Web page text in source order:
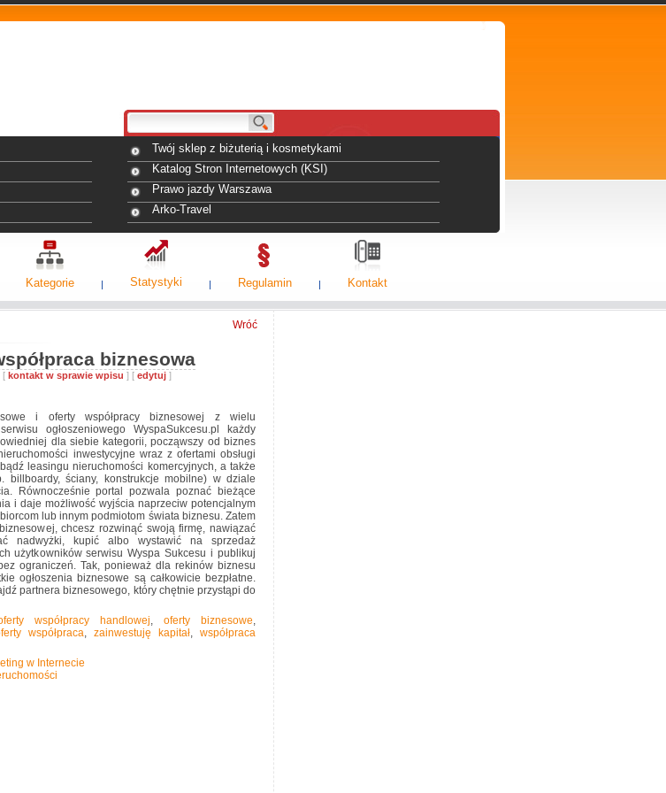
Twój sklep z biżuterią i kosmetykami
Katalog Stron Internetowych (KSI)
Prawo jazdy Warszawa
Arko-Travel
Kategorie Statystyki Regulamin Kontakt
Wróć
biznesowa
[ kontakt w sprawie wpisu ] [ edytuj ]
i oferty współpracy biznesowej z wielu
ogłoszeniowego WyspaSukcesu.pl każdy
dla siebie kategorii, począwszy od biznes
inwestycyjne wraz z ofertami obsługi
leasingu nieruchomości komercyjnych, a także
billboardy, ściany, konstrukcje mobilne) w dziale
Równocześnie portal pozwala poznać bieżące
i daje możliwość wyjścia naprzeciw potencjalnym
lub innym podmiotom świata biznesu. Zatem
chcesz rozwinąć swoją firmę, nawiązać
nadwyżki, kupić albo wystawić na sprzedaż
użytkowników serwisu Wyspa Sukcesu i publikuj
ograniczeń. Tak, ponieważ dla rekinów biznesu
ogłoszenia biznesowe są całkowicie bezpłatne.
partnera biznesowego, który chętnie przystąpi do
współpracy handlowej, oferty biznesowe,
współpraca, zainwestuję kapitał, współpraca
w Internecie